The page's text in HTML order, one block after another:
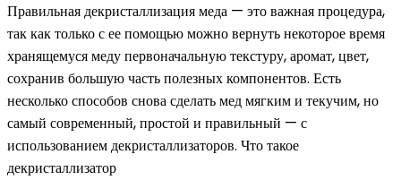
Правильная декристаллизация меда — это важная процедура,
так как только с ее помощью можно вернуть некоторое время
хранящемуся меду первоначальную текстуру, аромат, цвет,
сохранив большую часть полезных компонентов. Есть
несколько способов снова сделать мед мягким и текучим, но
самый современный, простой и правильный — с
использованием декристаллизаторов. Что такое
декристаллизатор